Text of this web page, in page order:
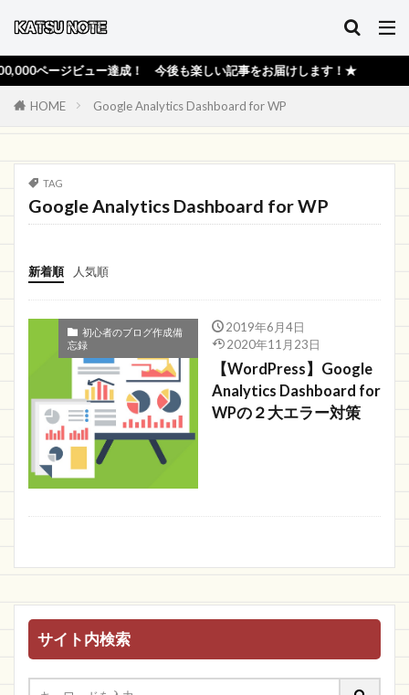
ージビュー達成！ 今後も楽しい記事をお届けします！★
HOME Google Analytics Dashboard for WP
TAG
Google Analytics Dashboard for WP
新着順 人気順
初心者のブログ作成備
忘録
2019年6月4日
2020年11月23日
【WordPress】Google
Analytics Dashboard for
WPの２大エラー対策
サイト内検索